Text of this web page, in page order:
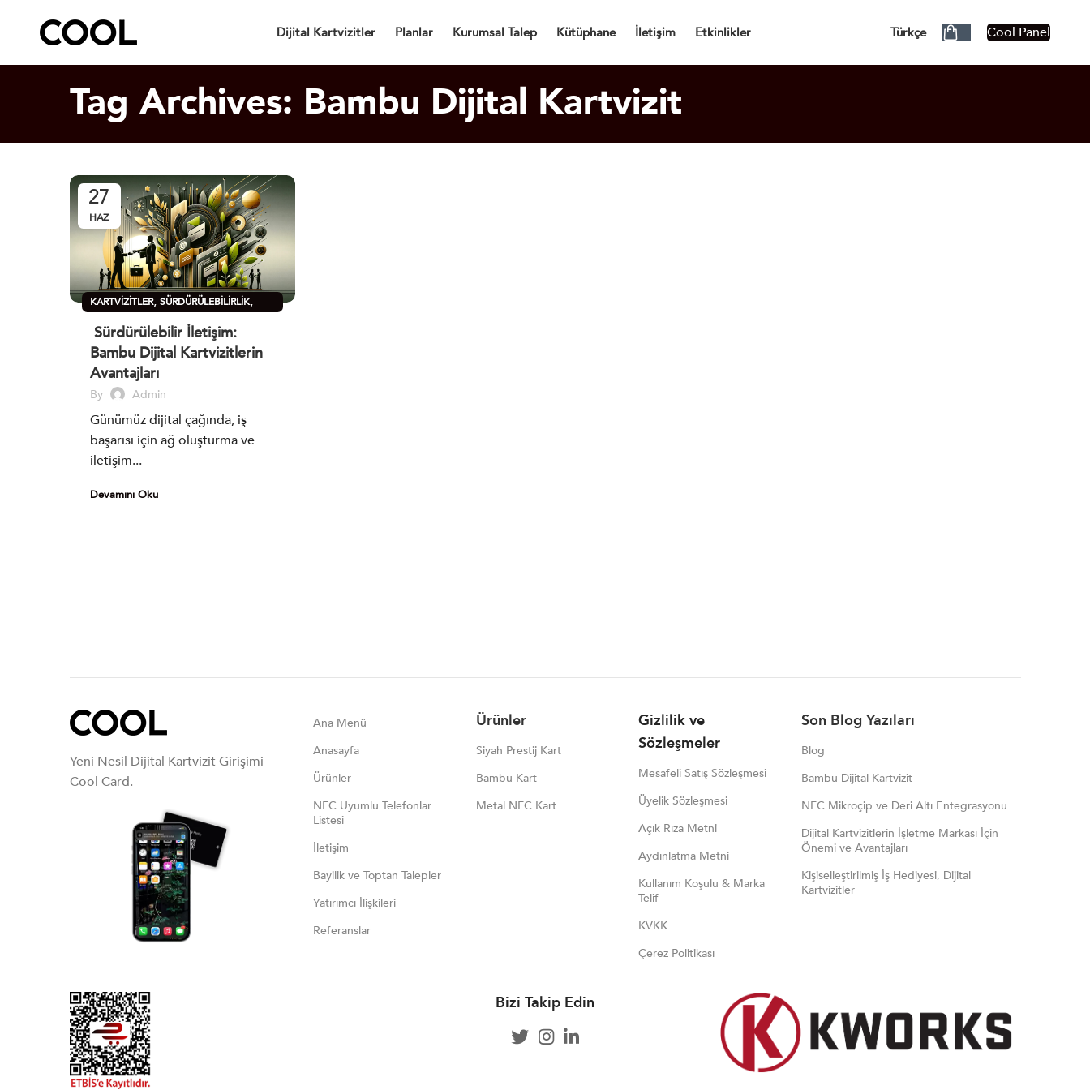
Dijital Kartvizitler Planlar Kurumsal Talep Kütüphane İletişim Etkinlikler Türkçe Cool Panel
Tag Archives: Bambu Dijital Kartvizit
27
HAZ
KARTVIZITLER, SÜRDÜRÜLEBILIRLIK,
ÜRÜNLER
Sürdürülebilir İletişim:
Bambu Dijital Kartvizitlerin
Avantajları
By Admin
Günümüz dijital çağında, iş
başarısı için ağ oluşturma ve
iletişim...
Devamını Oku
Yeni Nesil Dijital Kartvizit Girişimi
Cool Card.
Ana Menü
Anasayfa
Ürünler
NFC Uyumlu Telefonlar
Listesi
İletişim
Bayilik ve Toptan Talepler
Yatırımcı İlişkileri
Referanslar
Ürünler
Siyah Prestij Kart
Bambu Kart
Metal NFC Kart
Gizlilik ve
Sözleşmeler
Mesafeli Satış Sözleşmesi
Üyelik Sözleşmesi
Açık Rıza Metni
Aydınlatma Metni
Kullanım Koşulu & Marka
Telif
KVKK
Çerez Politikası
Son Blog Yazıları
Blog
Bambu Dijital Kartvizit
NFC Mikroçip ve Deri Altı Entegrasyonu
Dijital Kartvizitlerin İşletme Markası İçin
Önemi ve Avantajları
Kişiselleştirilmiş İş Hediyesi, Dijital
Kartvizitler
Bizi Takip Edin